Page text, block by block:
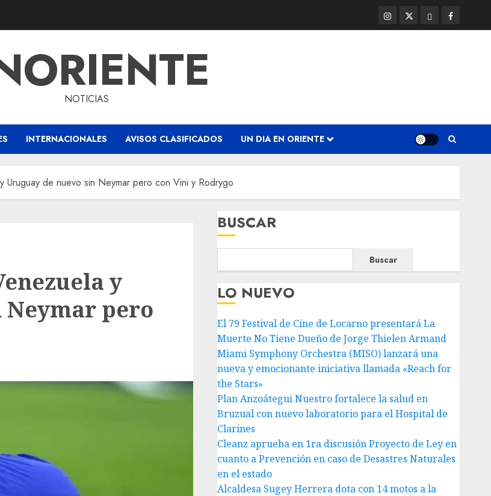
Instagram
@EnOriente
Twitter
(X)
ThreadsFacebook
NOTICIAS
INTERNACIONALES AVISOS CLASIFICADOS UN DIA EN ORIENTE
Uruguay de nuevo sin Neymar pero con Vini y Rodrygo
y
Neymar pero
BUSCAR
Buscar
LO NUEVO
El 79 Festival de Cine de Locarno presentará La
Muerte No Tiene Dueño de Jorge Thielen Armand
Miami Symphony Orchestra (MISO) lanzará una
nueva y emocionante iniciativa llamada «Reach for
the Stars»
Plan Anzoátegui Nuestro fortalece la salud en
Bruzual con nuevo laboratorio para el Hospital de
Clarines
Cleanz aprueba en 1ra discusión Proyecto de Ley en
cuanto a Prevención en caso de Desastres Naturales
en el estado
Alcaldesa Sugey Herrera dota con 14 motos a la